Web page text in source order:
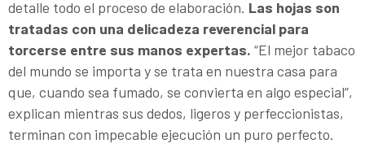
detalle todo el proceso de elaboración. Las hojas son
tratadas con una delicadeza reverencial para
torcerse entre sus manos expertas. “El mejor tabaco
del mundo se importa y se trata en nuestra casa para
que, cuando sea fumado, se convierta en algo especial”,
explican mientras sus dedos, ligeros y perfeccionistas,
terminan con impecable ejecución un puro perfecto.